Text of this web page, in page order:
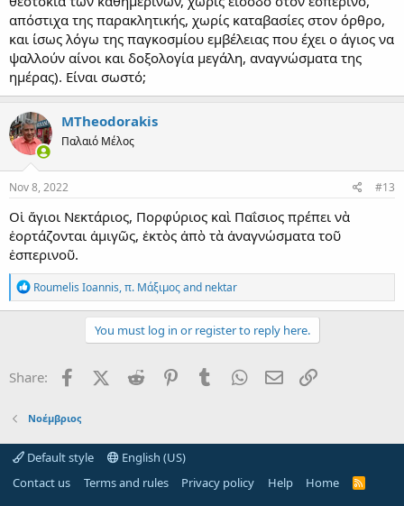
απόστιχα της παρακλητικής, χωρίς καταβασίες στον όρθρο,
και ίσως λόγω της παγκοσμίου εμβέλειας που έχει ο άγιος να
ψαλλούν αίνοι και δοξολογία μεγάλη, αναγνώσματα της
ημέρας). Είναι σωστό;
MTheodorakis
Παλαιό Μέλος
Nov 8, 2022 #13
Οἱ ἅγιοι Νεκτάριος, Πορφύριος καὶ Παΐσιος πρέπει νὰ
ἑορτάζονται ἀμιγῶς, ἐκτὸς ἀπὸ τὰ ἀναγνώσματα τοῦ
ἑσπερινοῦ.
R
e
a
o
n
:
Roumelis Ioannis,π. Μάξιμοςand nektar
You must log in or register to reply here.
Share: FacebookX (Twitter)
Reddit PinterestTumblr WhatsApp
Email
Νοέμβριος
Default style
English (US)
Contact us
Terms and rules Privacy policy Help Home
R